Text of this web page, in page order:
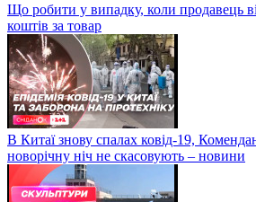
Що робити у випадку, коли продавець
коштів за товар
В Китаї знову спалах ковід-19,
новорічну ніч не скасовують – новини